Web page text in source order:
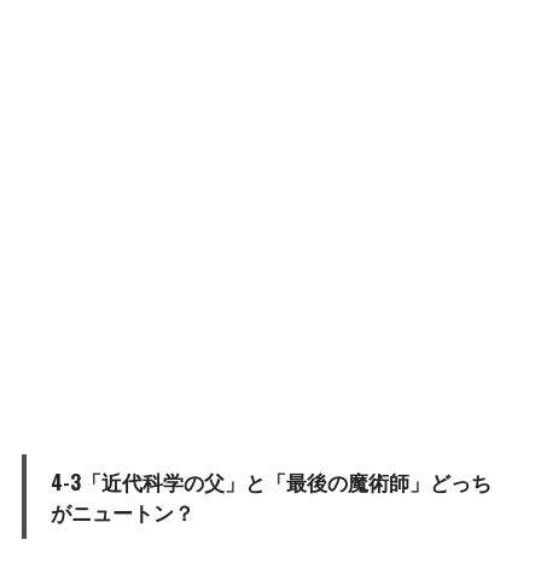
4-3「近代科学の父」と「最後の魔術師」どっち
がニュートン？